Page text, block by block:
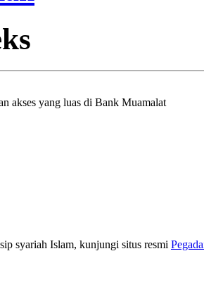
akses yang luas di Bank Muamalat
syariah Islam, kunjungi situs resmi